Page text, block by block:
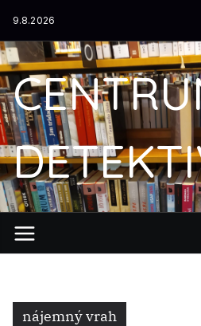
obsah
9.8.2026
nájemný vrah